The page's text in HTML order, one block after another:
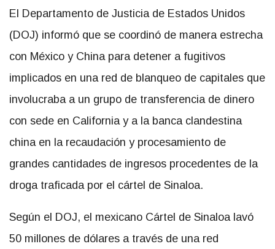
El Departamento de Justicia de Estados Unidos
(DOJ) informó que se coordinó de manera estrecha
con México y China para detener a fugitivos
implicados en una red de blanqueo de capitales que
involucraba a un grupo de transferencia de dinero
con sede en California y a la banca clandestina
china en la recaudación y procesamiento de
grandes cantidades de ingresos procedentes de la
droga traficada por el cártel de Sinaloa.
Según el DOJ, el mexicano Cártel de Sinaloa lavó
50 millones de dólares a través de una red